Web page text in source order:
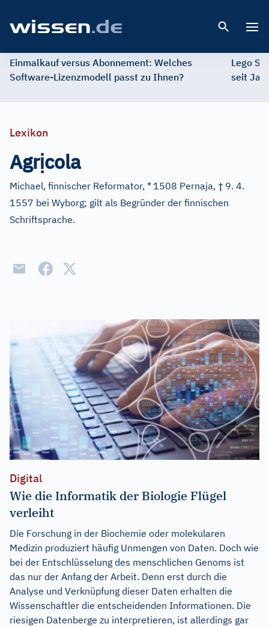
Einmalkauf versus Abonnement: Welches
Software-Lizenzmodell passt zu Ihnen?
Lego
seit
Lexikon
Agrịcola
Michael, finnischer Reformator, * 1508 Pernaja, † 9. 4.
1557 bei Wyborg; gilt als Begründer der finnischen
Schriftsprache.
Digital
Wie die Informatik der Biologie Flügel
verleiht
Die Forschung in der Biochemie oder molekularen
Medizin produziert häufig Unmengen von Daten. Doch wie
bei der Entschlüsselung des menschlichen Genoms ist
das nur der Anfang der Arbeit. Denn erst durch die
Analyse und Verknüpfung dieser Daten erhalten die
Wissenschaftler die entscheidenden Informationen. Die
riesigen Datenberge zu interpretieren, ist allerdings gar